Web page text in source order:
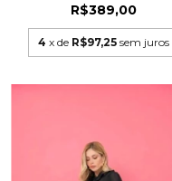
R$389,00
4 x de R$97,25 sem juros